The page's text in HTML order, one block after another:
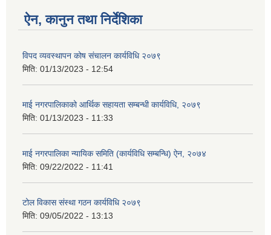
ऐन, कानुन तथा निर्देशिका
विपद व्यवस्थापन कोष संचालन कार्यविधि २०७९
मिति: 01/13/2023 - 12:54
माई नगरपालिकाको आर्थिक सहायता सम्बन्धी कार्यविधि, २०७९
मिति: 01/13/2023 - 11:33
माई नगरपालिका न्यायिक समिति (कार्यविधि सम्बन्धि) ऐन, २०७४
मिति: 09/22/2022 - 11:41
टोल विकास संस्था गठन कार्यविधि २०७९
मिति: 09/05/2022 - 13:13